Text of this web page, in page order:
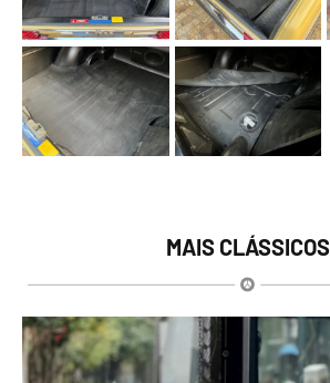
MAIS CLÁSSICOS